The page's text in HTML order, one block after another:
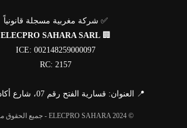
✅ شركة مغربية مسجلة قانونياً
🏢
ELECPRO SAHARA SARL
ICE: 002148259000097
RC: 2157
📍 العنوان: قسارية الفتح رقم 07، شارع أكادير، كلميم
© ELECPRO SAHARA 2024 - جميع الحقوق محفوظة.